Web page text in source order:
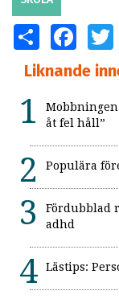
SHARE
Liknande
Mobbningen
åt fel håll”
Populära
Fördubblad
adhd
Lästips: